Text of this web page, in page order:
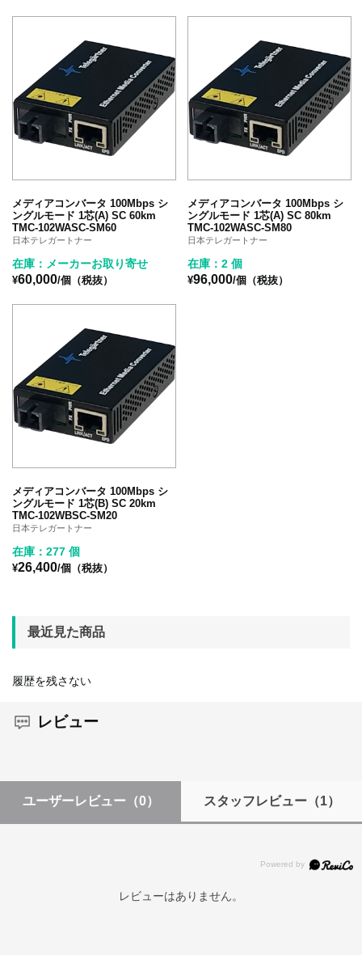
メディアコンバータ 100Mbps シ
ングルモード 1芯(A) SC 60km
TMC-102WASC-SM60
日本テレガートナー
在庫：メーカーお取り寄せ
¥60,000/個（税抜）
メディアコンバータ 100Mbps シ
ングルモード 1芯(A) SC 80km
TMC-102WASC-SM80
日本テレガートナー
在庫：2 個
¥96,000/個（税抜）
メディアコンバータ 100Mbps シ
ングルモード 1芯(B) SC 20km
TMC-102WBSC-SM20
日本テレガートナー
在庫：277 個
¥26,400/個（税抜）
最近見た商品
履歴を残さない
レビュー
ユーザーレビュー （0） スタッフレビュー（1）
レビューはありません。